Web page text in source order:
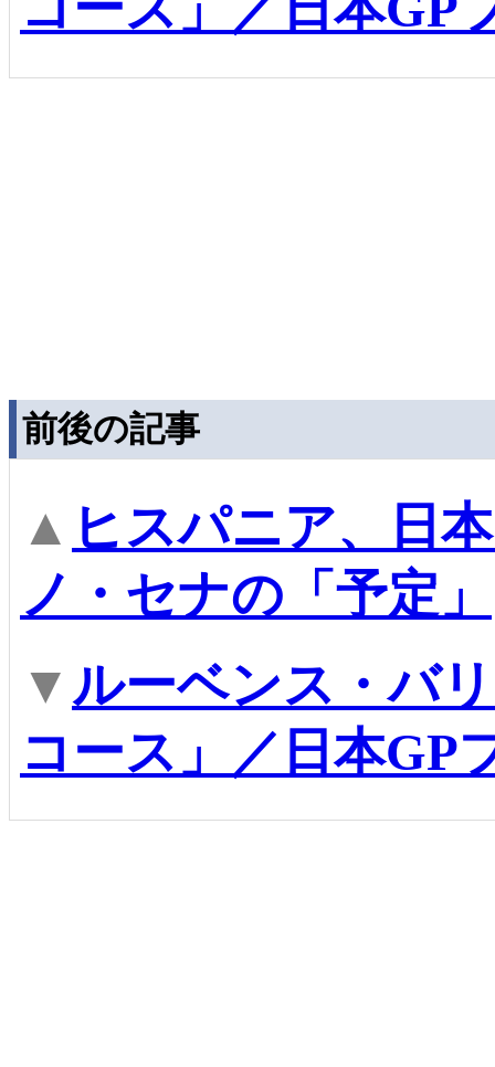
前後の記事
▲ ヒスパニア、日
ノ・セナの「予定」
▼ ルーベンス・バ
コース」／日本GP